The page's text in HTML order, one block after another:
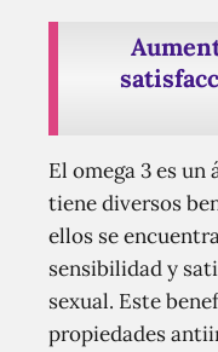
El omega 3 es un
tiene diversos
ellos se
sensibilidad y
sexual. Este
propiedades